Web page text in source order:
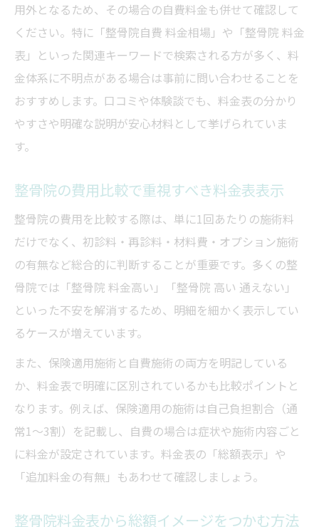
用外となるため、その場合の自費料金も併せて確認して
ください。特に「整骨院自費 料金相場」や「整骨院 料金
表」といった関連キーワードで検索される方が多く、料
金体系に不明点がある場合は事前に問い合わせることを
おすすめします。口コミや体験談でも、料金表の分かり
やすさや明確な説明が安心材料として挙げられていま
す。
整骨院の費用比較で重視すべき料金表表示
整骨院の費用を比較する際は、単に1回あたりの施術料
だけでなく、初診料・再診料・材料費・オプション施術
の有無など総合的に判断することが重要です。多くの整
骨院では「整骨院 料金高い」「整骨院 高い 通えない」
といった不安を解消するため、明細を細かく表示してい
るケースが増えています。
また、保険適用施術と自費施術の両方を明記している
か、料金表で明確に区別されているかも比較ポイントと
なります。例えば、保険適用の施術は自己負担割合（通
常1〜3割）を記載し、自費の場合は症状や施術内容ごと
に料金が設定されています。料金表の「総額表示」や
「追加料金の有無」もあわせて確認しましょう。
整骨院料金表から総額イメージをつかむ方法